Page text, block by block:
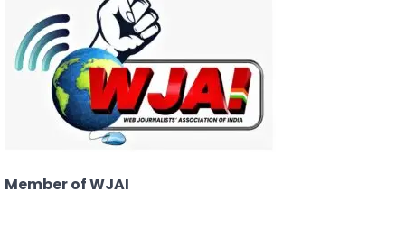
Member of WJAI